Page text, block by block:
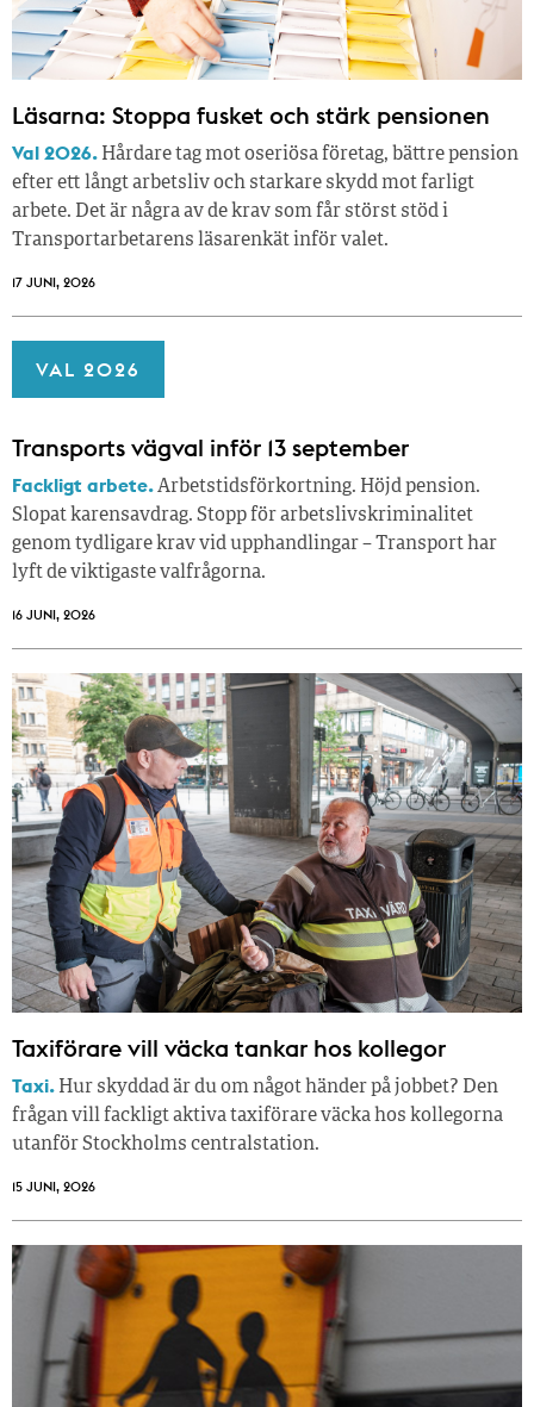
Läsarna: Stoppa fusket och stärk pensionen
Val 2026. Hårdare tag mot oseriösa företag, bättre pension
efter ett långt arbetsliv och starkare skydd mot farligt
arbete. Det är några av de krav som får störst stöd i
Transportarbetarens läsar­enkät inför valet.
17 JUNI, 2026
VAL 2026
Transports vägval inför 13 september
Fackligt arbete.Arbetstidsförkortning. Höjd pension.
Slopat karensavdrag. Stopp för arbetslivskriminalitet
genom tydligare krav vid upphandlingar – Transport har
lyft de viktigaste valfrågorna.
16 JUNI, 2026
Taxiförare vill väcka tankar hos kollegor
Taxi. Hur skyddad är du om något händer på jobbet? Den
frågan vill fackligt aktiva taxiförare väcka hos kollegorna
utanför Stockholms centralstation.
15 JUNI, 2026